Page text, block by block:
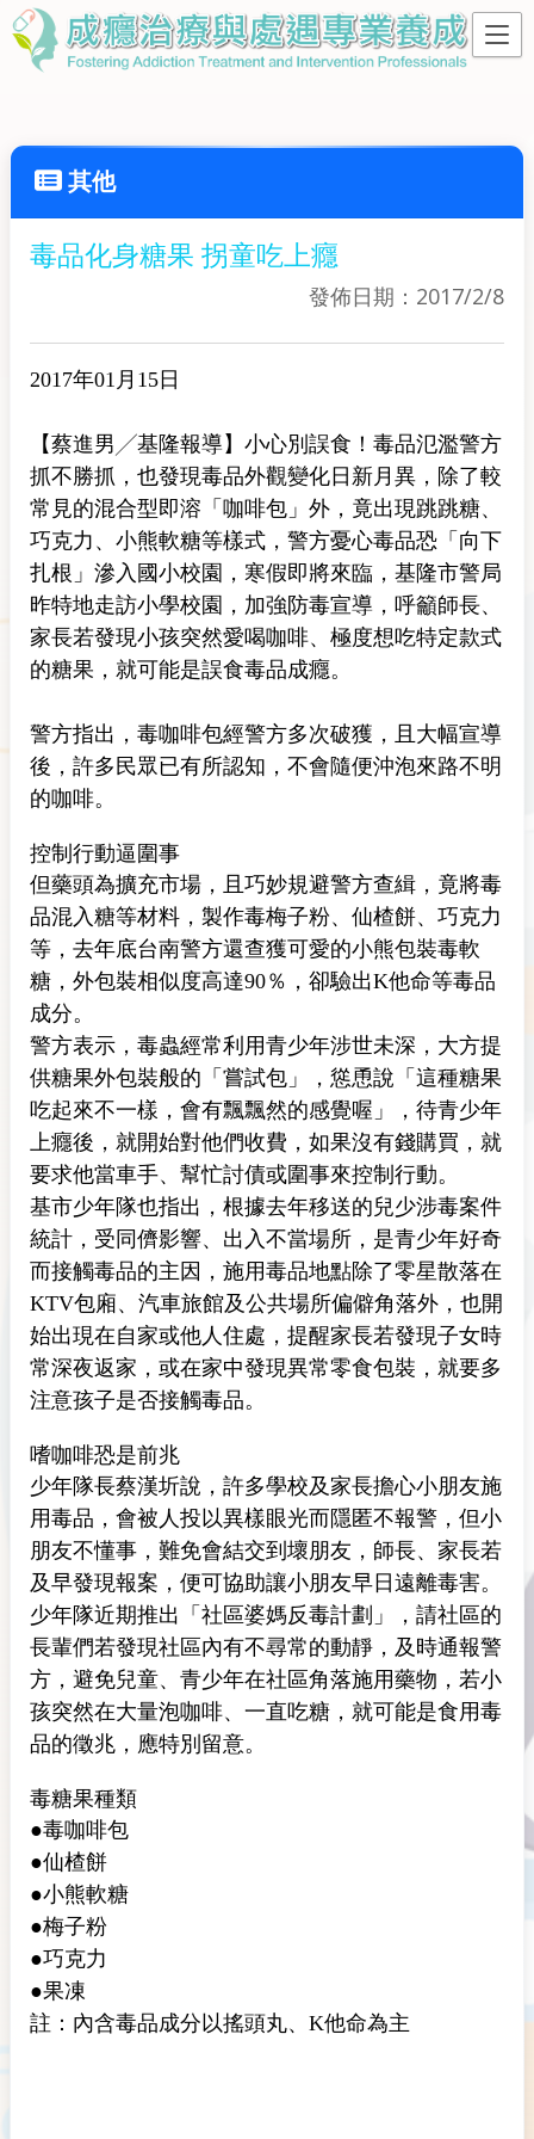
其他
毒品化身糖果 拐童吃上癮
發佈日期：2017/2/8
2017年01月15日
【蔡進男╱基隆報導】小心別誤食！毒品氾濫警方
抓不勝抓，也發現毒品外觀變化日新月異，除了較
常見的混合型即溶「咖啡包」外，竟出現跳跳糖、
巧克力、小熊軟糖等樣式，警方憂心毒品恐「向下
扎根」滲入國小校園，寒假即將來臨，基隆市警局
昨特地走訪小學校園，加強防毒宣導，呼籲師長、
家長若發現小孩突然愛喝咖啡、極度想吃特定款式
的糖果，就可能是誤食毒品成癮。
警方指出，毒咖啡包經警方多次破獲，且大幅宣導
後，許多民眾已有所認知，不會隨便沖泡來路不明
的咖啡。
控制行動逼圍事
但藥頭為擴充市場，且巧妙規避警方查緝，竟將毒
品混入糖等材料，製作毒梅子粉、仙楂餅、巧克力
等，去年底台南警方還查獲可愛的小熊包裝毒軟
糖，外包裝相似度高達90％，卻驗出K他命等毒品
成分。
警方表示，毒蟲經常利用青少年涉世未深，大方提
供糖果外包裝般的「嘗試包」，慫恿說「這種糖果
吃起來不一樣，會有飄飄然的感覺喔」，待青少年
上癮後，就開始對他們收費，如果沒有錢購買，就
要求他當車手、幫忙討債或圍事來控制行動。
基市少年隊也指出，根據去年移送的兒少涉毒案件
統計，受同儕影響、出入不當場所，是青少年好奇
而接觸毒品的主因，施用毒品地點除了零星散落在
KTV包廂、汽車旅館及公共場所偏僻角落外，也開
始出現在自家或他人住處，提醒家長若發現子女時
常深夜返家，或在家中發現異常零食包裝，就要多
注意孩子是否接觸毒品。
嗜咖啡恐是前兆
少年隊長蔡漢圻說，許多學校及家長擔心小朋友施
用毒品，會被人投以異樣眼光而隱匿不報警，但小
朋友不懂事，難免會結交到壞朋友，師長、家長若
及早發現報案，便可協助讓小朋友早日遠離毒害。
少年隊近期推出「社區婆媽反毒計劃」，請社區的
長輩們若發現社區內有不尋常的動靜，及時通報警
方，避免兒童、青少年在社區角落施用藥物，若小
孩突然在大量泡咖啡、一直吃糖，就可能是食用毒
品的徵兆，應特別留意。
毒糖果種類
●毒咖啡包
●仙楂餅
●小熊軟糖
●梅子粉
●巧克力
●果凍
註：內含毒品成分以搖頭丸、K他命為主